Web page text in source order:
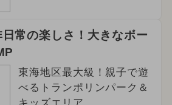
常の楽しさ！大きなボー
東海地区最大級！親子で遊
べるトランポリンパーク＆
キッズエリア